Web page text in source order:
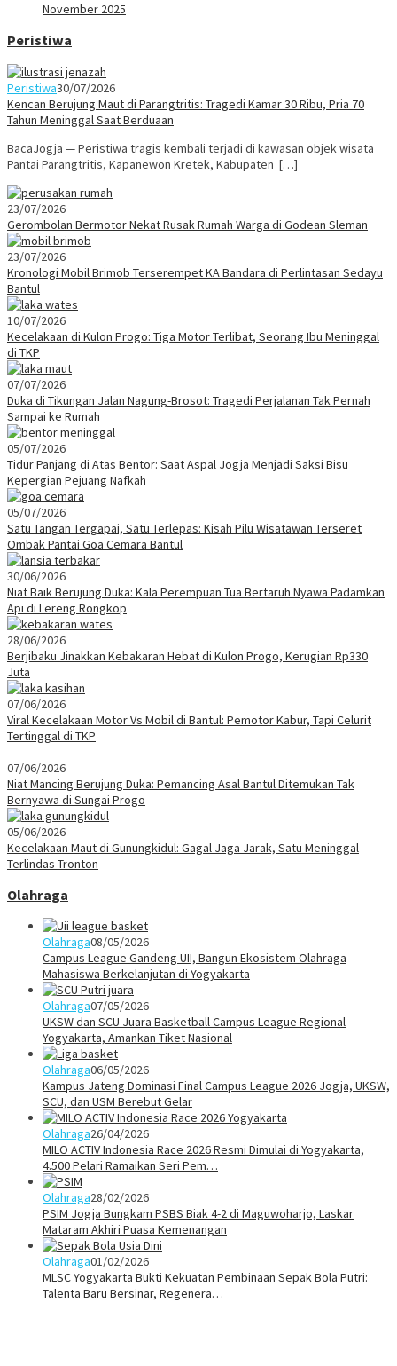
November 2025
Peristiwa
Peristiwa30/07/2026
Kencan Berujung Maut di Parangtritis: Tragedi Kamar 30 Ribu, Pria 70
Tahun Meninggal Saat Berduaan
BacaJogja — Peristiwa tragis kembali terjadi di kawasan objek wisata
Pantai Parangtritis, Kapanewon Kretek, Kabupaten […]
23/07/2026
Gerombolan Bermotor Nekat Rusak Rumah Warga di Godean Sleman
23/07/2026
Kronologi Mobil Brimob Terserempet KA Bandara di Perlintasan Sedayu
Bantul
10/07/2026
Kecelakaan di Kulon Progo: Tiga Motor Terlibat, Seorang Ibu Meninggal
di TKP
07/07/2026
Duka di Tikungan Jalan Nagung-Brosot: Tragedi Perjalanan Tak Pernah
Sampai ke Rumah
05/07/2026
Tidur Panjang di Atas Bentor: Saat Aspal Jogja Menjadi Saksi Bisu
Kepergian Pejuang Nafkah
05/07/2026
Satu Tangan Tergapai, Satu Terlepas: Kisah Pilu Wisatawan Terseret
Ombak Pantai Goa Cemara Bantul
30/06/2026
Niat Baik Berujung Duka: Kala Perempuan Tua Bertaruh Nyawa Padamkan
Api di Lereng Rongkop
28/06/2026
Berjibaku Jinakkan Kebakaran Hebat di Kulon Progo, Kerugian Rp330
Juta
07/06/2026
Viral Kecelakaan Motor Vs Mobil di Bantul: Pemotor Kabur, Tapi Celurit
Tertinggal di TKP
07/06/2026
Niat Mancing Berujung Duka: Pemancing Asal Bantul Ditemukan Tak
Bernyawa di Sungai Progo
05/06/2026
Kecelakaan Maut di Gunungkidul: Gagal Jaga Jarak, Satu Meninggal
Terlindas Tronton
Olahraga
Olahraga08/05/2026
Campus League Gandeng UII, Bangun Ekosistem Olahraga
Mahasiswa Berkelanjutan di Yogyakarta
Olahraga07/05/2026
UKSW dan SCU Juara Basketball Campus League Regional
Yogyakarta, Amankan Tiket Nasional
Olahraga06/05/2026
Kampus Jateng Dominasi Final Campus League 2026 Jogja, UKSW,
SCU, dan USM Berebut Gelar
Olahraga26/04/2026
MILO ACTIV Indonesia Race 2026 Resmi Dimulai di Yogyakarta,
4.500 Pelari Ramaikan Seri Pem…
Olahraga28/02/2026
PSIM Jogja Bungkam PSBS Biak 4-2 di Maguwoharjo, Laskar
Mataram Akhiri Puasa Kemenangan
Olahraga01/02/2026
MLSC Yogyakarta Bukti Kekuatan Pembinaan Sepak Bola Putri:
Talenta Baru Bersinar, Regenera…